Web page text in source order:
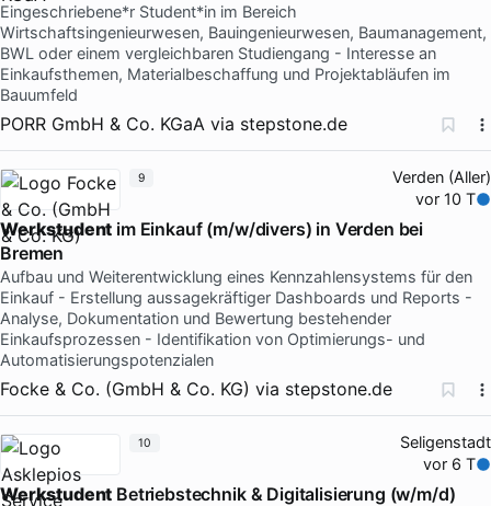
Eingeschriebene*r Student*in im Bereich
Wirtschaftsingenieurwesen, Bauingenieurwesen, Baumanagement,
BWL oder einem vergleichbaren Studiengang - Interesse an
Einkaufsthemen, Materialbeschaffung und Projektabläufen im
Bauumfeld
PORR GmbH & Co. KGaA via stepstone.de
Verden (Aller)
vor 10 T
Werkstudent im Einkauf (m/w/divers) in Verden bei
Bremen
Aufbau und Weiterentwicklung eines Kennzahlensystems für den
Einkauf - Erstellung aussagekräftiger Dashboards und Reports -
Analyse, Dokumentation und Bewertung bestehender
Einkaufsprozessen - Identifikation von Optimierungs- und
Automatisierungspotenzialen
Focke & Co. (GmbH & Co. KG) via stepstone.de
9
Seligenstadt
vor 6 T
Werkstudent Betriebstechnik & Digitalisierung (w/m/d)
10